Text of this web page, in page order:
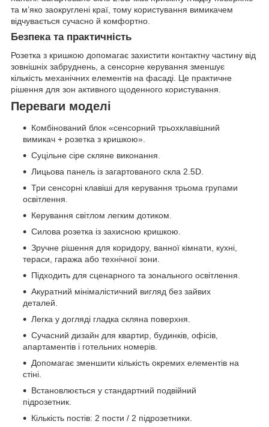
та м’яко заокруглені краї, тому користування вимикачем
відчувається сучасно й комфортно.
Безпека та практичність
Розетка з кришкою допомагає захистити контактну частину від
зовнішніх забруднень, а сенсорне керування зменшує
кількість механічних елементів на фасаді. Це практичне
рішення для зон активного щоденного користування.
Переваги моделі
Комбінований блок «сенсорний трьохклавішний
вимикач + розетка з кришкою».
Суцільне сіре скляне виконання.
Лицьова панель із загартованого скла 2.5D.
Три сенсорні клавіші для керування трьома групами
освітлення.
Керування світлом легким дотиком.
Силова розетка із захисною кришкою.
Зручне рішення для коридору, ванної кімнати, кухні,
тераси, гаража або технічної зони.
Підходить для сценарного та зонального освітлення.
Акуратний мінімалістичний вигляд без зайвих
деталей.
Легка у догляді гладка скляна поверхня.
Сучасний дизайн для квартир, будинків, офісів,
апартаментів і готельних номерів.
Допомагає зменшити кількість окремих елементів на
стіні.
Встановлюється у стандартний подвійний
підрозетник.
Кількість постів: 2 пости / 2 підрозетники.